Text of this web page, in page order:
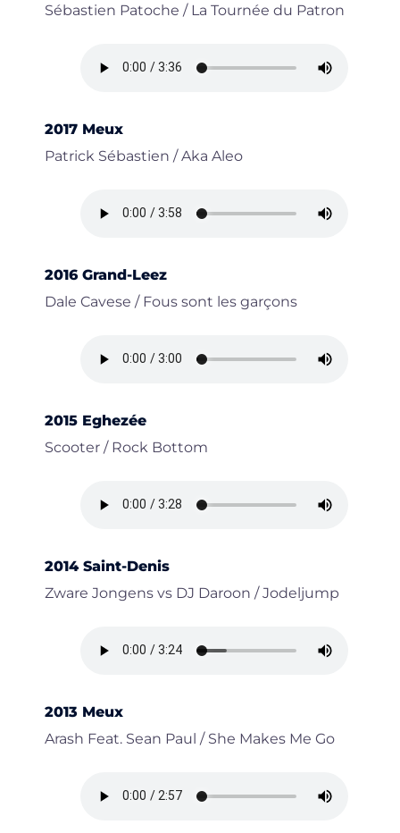
Sébastien Patoche / La Tournée du Patron
2017 Meux
Patrick Sébastien / Aka Aleo
2016 Grand-Leez
Dale Cavese / Fous sont les garçons
2015 Eghezée
Scooter / Rock Bottom
2014 Saint-Denis
Zware Jongens vs DJ Daroon / Jodeljump
2013 Meux
Arash Feat. Sean Paul / She Makes Me Go